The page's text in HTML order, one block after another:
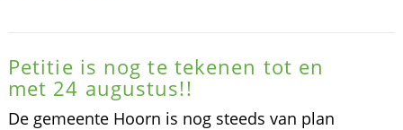
Petitie is nog te tekenen tot en
met 24 augustus!!
De gemeente Hoorn is nog steeds van plan